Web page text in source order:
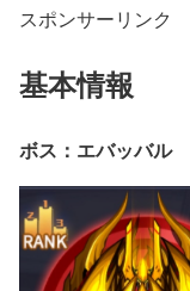
スポンサーリンク
基本情報
ボス：エバッバル